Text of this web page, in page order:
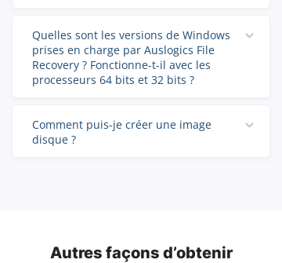
Quelles sont les versions de Windows
prises en charge par Auslogics File
Recovery ? Fonctionne-t-il avec les
processeurs 64 bits et 32 bits ?
Comment puis-je créer une image
disque ?
Autres façons d’obtenir